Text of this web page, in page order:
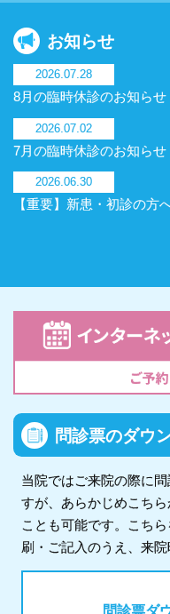
お知らせ
2026.07.28
8月の臨時休診のお知らせ
2026.07.02
7月の臨時休診のお知らせ
2026.06.30
【重要】新患・初診の
問診票のダウ
当院ではご来院の際に
すが、あらかじめこち
ことも可能です。こち
刷・ご記入のうえ、来
問診票ダ